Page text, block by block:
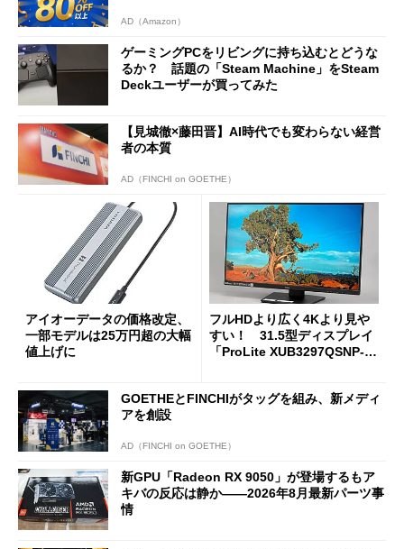
AD（Amazon）
ゲーミングPCをリビングに持ち込むとどうな
るか？ 話題の「Steam Machine」をSteam
Deckユーザーが買ってみた
【見城徹×藤田晋】AI時代でも変わらない経営
者の本質
AD（FINCHI on GOETHE）
アイオーデータの価格改定、
一部モデルは25万円超の大幅
値上げに
フルHDより広く4Kより見や
すい！ 31.5型ディスプレイ
「ProLite XUB3297QSNP-B
GOETHEとFINCHIがタッグを組み、新メディ
アを創設
AD（FINCHI on GOETHE）
新GPU「Radeon RX 9050」が登場するもア
キバの反応は静か――2026年8月最新パーツ事
情